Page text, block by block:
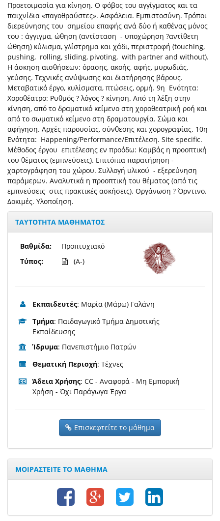
Προετοιμασία για κίνηση. Ο φόβος του αγγίγματος και τα
παιχνίδια «παγοθραύστες». Ασφάλεια. Εμπιστοσύνη. Τρόποι
διερεύνησης του σημείου επαφής ανά δύο ή καθένας μόνος
του : άγγιγμα, ώθηση (αντίσταση - υποχώρηση ?αντίθετη
ώθηση) κύλισμα, γλίστρημα και χάδι, περιστροφή (touching,
pushing, rolling, sliding, pivoting, with partner and without).
Η άσκηση αισθήσεων: όρασης, ακοής, αφής, μυρωδιάς,
γεύσης. Τεχνικές ανύψωσης και διατήρησης βάρους.
Μεταβατικό έργο, κυλίσματα, πτώσεις, ορμή. 9η Ενότητα:
Χοροθέατρο: Ρυθμός ? λόγος ? κίνηση. Από τη λέξη στην
κίνηση, από το δραματικό κείμενο στη χοροθεατρική ροή και
από το σωματικό κείμενο στη δραματουργία. Σώμα και
αφήγηση. Αρχές παρουσίας, σύνθεσης και χορογραφίας. 10η
Ενότητα: Happening/Performance/Επιτέλεση. Site specific.
Μέθοδος έργου επιτέλεσης εν προόδω: Καμβάς η προοπτική
του θέματος (εμπνεύσεις). Επιτόπια παρατήρηση -
χαρτογράφηση του χώρου. Συλλογή υλικού - εξερεύνηση
παράμερων. Αναλυτικά η προοπτική του θέματος (από τις
εμπνεύσεις στις πρακτικές ασκήσεις). Οργάνωση ? Όρντινο.
Δοκιμές. Υλοποίηση.
ΤΑΥΤΟΤΗΤΑ ΜΑΘΗΜΑΤΟΣ
Βαθμίδα:
Τύπος:
Προπτυχιακό
(A-)
Εκπαιδευτές: Μαρία (Μάρω) Γαλάνη
Τμήμα: Παιδαγωγικό Τμήμα Δημοτικής
Εκπαίδευσης
Ίδρυμα: Πανεπιστήμιο Πατρών
Θεματική Περιοχή: Τέχνες
Άδεια Χρήσης: CC - Αναφορά - Μη Εμπορική
Χρήση - Όχι Παράγωγα Έργα
Επισκεφτείτε το μάθημα
ΜΟΙΡΑΣΤΕΙΤΕ ΤΟ ΜΑΘΗΜΑ